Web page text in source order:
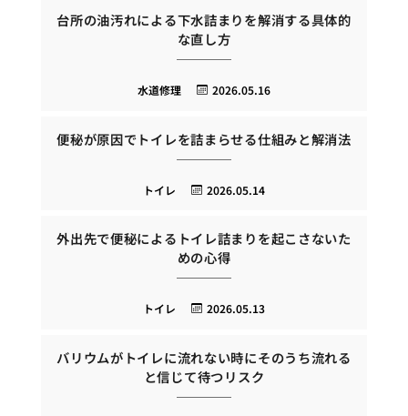
台所の油汚れによる下水詰まりを解消する具体的
な直し方
2026.05.16
水道修理
便秘が原因でトイレを詰まらせる仕組みと解消法
2026.05.14
トイレ
外出先で便秘によるトイレ詰まりを起こさないた
めの心得
2026.05.13
トイレ
バリウムがトイレに流れない時にそのうち流れる
と信じて待つリスク